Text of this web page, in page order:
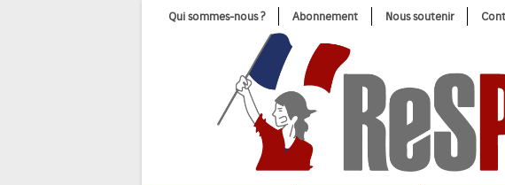
Qui sommes-nous ? Abonnement Nous soutenir